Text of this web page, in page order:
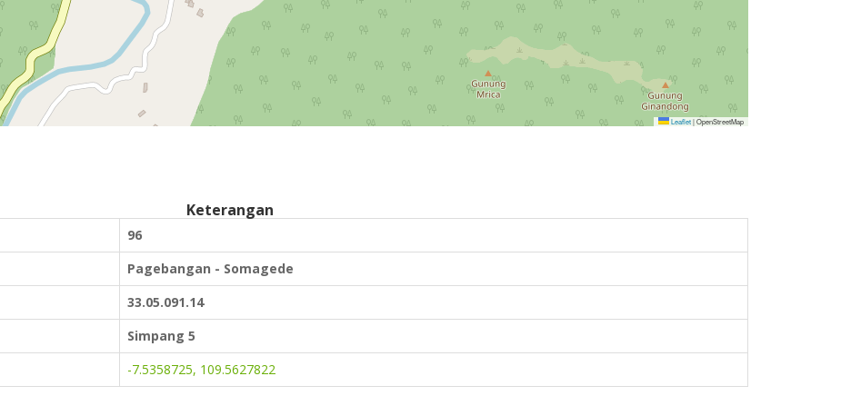
Leaflet|OpenStreetMap
Keterangan
96
Pagebangan - Somagede
33.05.091.14
Simpang 5
-7.5358725, 109.5627822